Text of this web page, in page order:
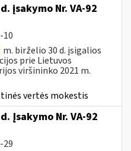
įsakymo Nr. VA-92
10
m. birželio 30 d. įsigalios
prie Lietuvos
viršininko 2021 m.
vertės mokestis
Įsakymo Nr. VA-92
29